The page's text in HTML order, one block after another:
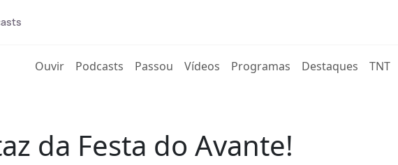
Ouvir(current)
Podcasts Passou Vídeos Programas Destaques TNT
da Festa do Avante!